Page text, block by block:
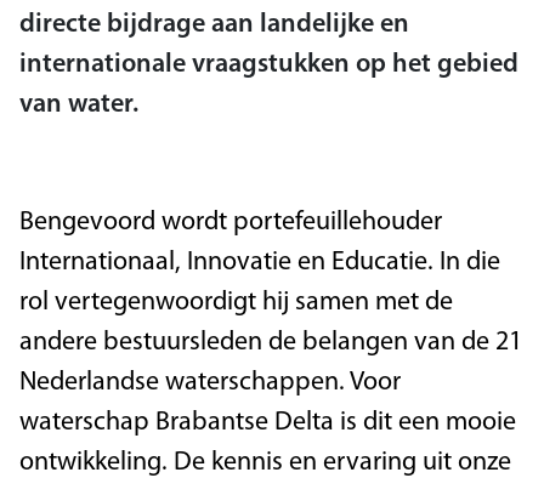
directe bijdrage aan landelijke en
internationale vraagstukken op het gebied
van water.
Bengevoord wordt portefeuillehouder
Internationaal, Innovatie en Educatie. In die
rol vertegenwoordigt hij samen met de
andere bestuursleden de belangen van de 21
Nederlandse waterschappen. Voor
waterschap Brabantse Delta is dit een mooie
ontwikkeling. De kennis en ervaring uit onze